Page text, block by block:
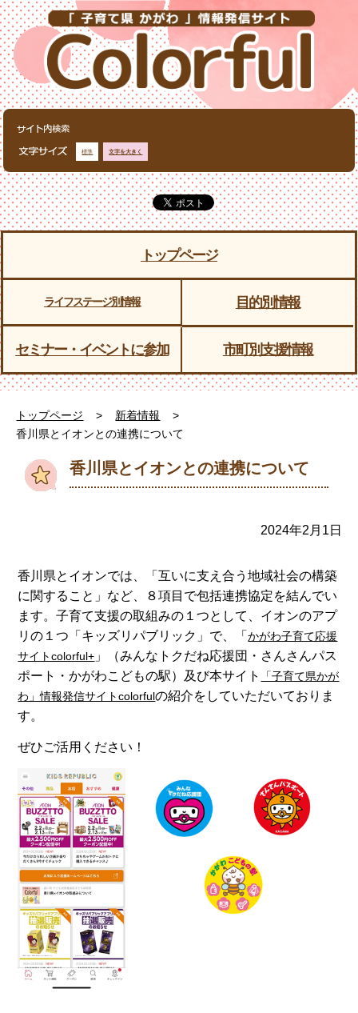
標準 文字を大きく
トップページ
ライフステージ別情報 目的別情報
セミナー・イベントに参加 市町別支援情報
トップページ > 新着情報
>
香川県とイオンとの連携について
香川県とイオンとの連携について
2024年2月1日
香川県とイオンでは、「互いに支え合う地域社会の構築
に関すること」など、８項目で包括連携協定を結んでい
ます。子育て支援の取組みの１つとして、イオンのアプ
リの１つ「キッズリパブリック」で、「かがわ子育て応援
サイトcolorful+ 」（みんなトクだね応援団・さんさんパス
ポート・かがわこどもの駅）及び本サイト
「子育て県かが
わ」情報発信サイトcolorfulの紹介をしていただいておりま
す。
ぜひご活用ください！